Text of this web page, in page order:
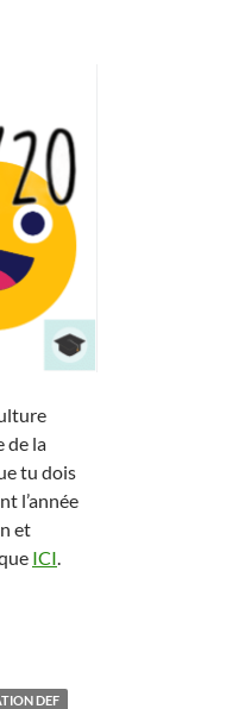
de la
tu dois
l’année
et
ICI
DEF